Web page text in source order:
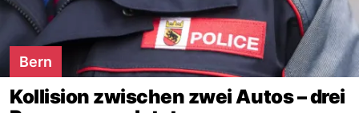
Bern
Kollision zwischen zwei Autos – drei